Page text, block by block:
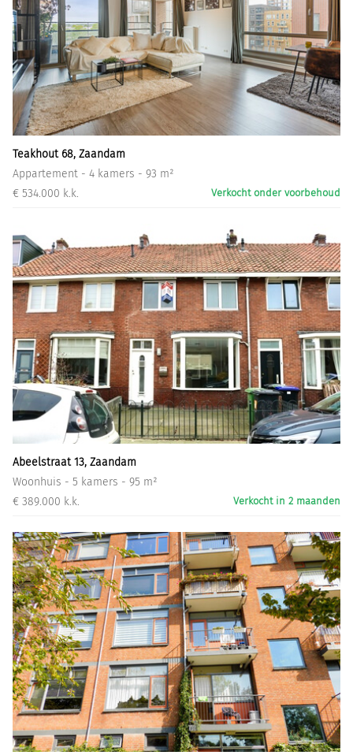
Teakhout 68, Zaandam
Appartement - 4 kamers - 93 m²
€ 534.000 k.k.
Verkocht onder voorbehoud
Abeelstraat 13, Zaandam
Woonhuis - 5 kamers - 95 m²
€ 389.000 k.k.
Verkocht in 2 maanden